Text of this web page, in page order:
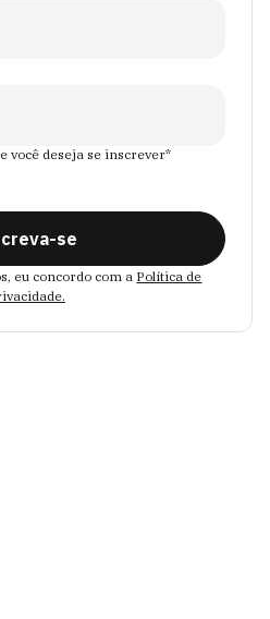
você deseja se inscrever*
se
eu concordo com a Política de